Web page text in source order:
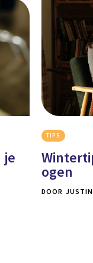
je
TIPS
ogen
DOOR